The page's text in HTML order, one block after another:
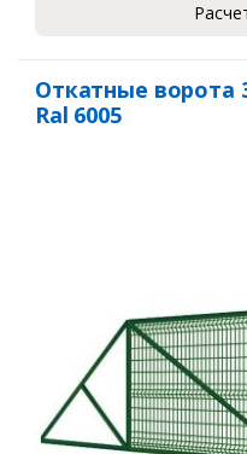
Ваше имя*
Откатные ворота
Ral 6005